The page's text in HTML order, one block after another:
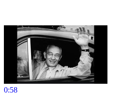
0:58